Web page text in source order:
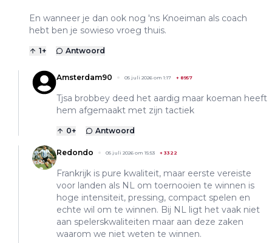
En wanneer je dan ook nog 'ns Knoeiman als coach
hebt ben je sowieso vroeg thuis.
1+ Antwoord
Amsterdam90 05 juli 2026 om 1:17 + 8957
Tjsa brobbey deed het aardig maar koeman heeft
hem afgemaakt met zijn tactiek
0+ Antwoord
Redondo 05 juli 2026 om 15:53 + 3322
Frankrijk is pure kwaliteit, maar eerste vereiste
voor landen als NL om toernooien te winnen is
hoge intensiteit, pressing, compact spelen en
echte wil om te winnen. Bij NL ligt het vaak niet
aan spelerskwaliteiten maar aan deze zaken
waarom we niet weten te winnen.